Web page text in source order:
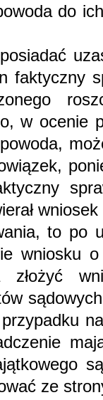
do
faktyczny
w ocenie
to po
wniosku
złożyć
ze